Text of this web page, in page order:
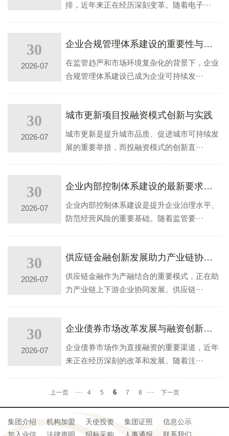
排，近年来正在经历深刻变革。随着电子···
30
2026-07
企业合规管理体系建设的重要性与实践路径
在监管趋严和市场环境复杂化的背景下，企业
合规管理体系建设已成为企业可持续发···
30
2026-07
城市更新项目投融资模式创新与实践
城市更新是提升城市品质、促进城市可持续发
展的重要举措，而投融资模式的创新直···
30
2026-07
企业内部控制体系建设的最新要求与实践
企业内部控制体系建设是提升企业治理水平、
防范经营风险的重要基础。随着监管要···
30
2026-07
供应链金融创新发展助力产业链协同升级
供应链金融作为产融结合的重要模式，正在助
力产业链上下游企业协同发展。供应链···
30
2026-07
企业债券市场改革发展与融资创新趋势
企业债券市场作为直接融资的重要渠道，近年
来正在经历深刻的改革和发展。随着注···
上一页 ··· 4 5 6 7 8 ··· 下一页
集团介绍 机构加盟 天使投资 集团证照
信息公示